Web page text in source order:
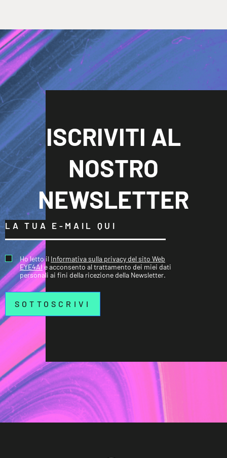
ISCRIVITI AL
NOSTRO
NEWSLETTER
Ho letto il Informativa sulla privacy del sito Web
EYE4AIe acconsento al trattamento dei miei dati
personali ai fini della ricezione della Newsletter.
SOTTOSCRIVI